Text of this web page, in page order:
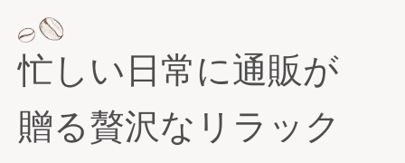
忙しい日常に通販が
贈る贅沢なリラック